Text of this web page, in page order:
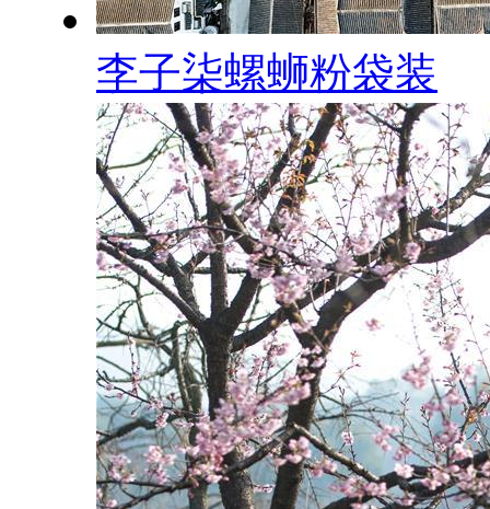
李子柒螺蛳粉袋装